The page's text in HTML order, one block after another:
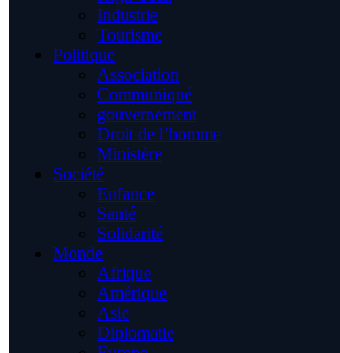
Industrie
Tourisme
Politique
Association
Communiqué
gouvernement
Droit de l’homme
Ministère
Société
Enfance
Santé
Solidarité
Monde
Afrique
Amérique
Asie
Diplomatie